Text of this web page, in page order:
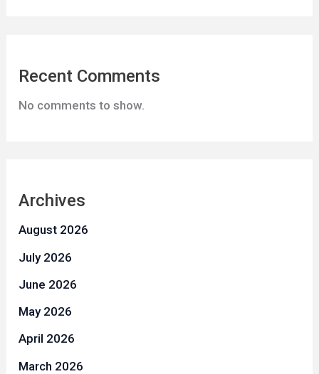
Recent Comments
No comments to show.
Archives
August 2026
July 2026
June 2026
May 2026
April 2026
March 2026